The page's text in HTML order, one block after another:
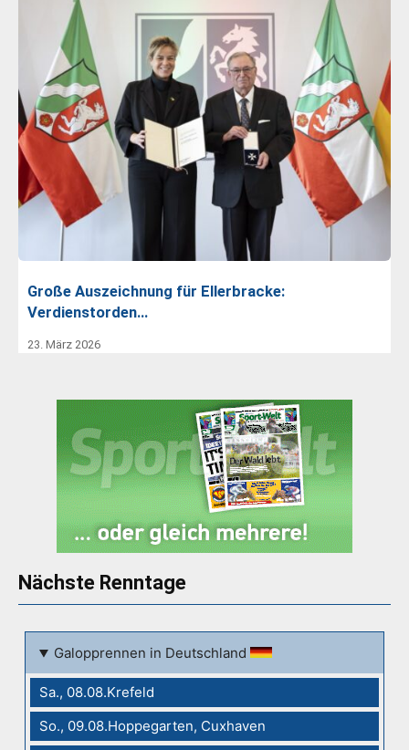
Große Auszeichnung für Ellerbracke:
Verdienstorden…
23. März 2026
Nächste Renntage
Galopprennen in Deutschland
Sa., 08.08.Krefeld
So., 09.08.Hoppegarten, Cuxhaven